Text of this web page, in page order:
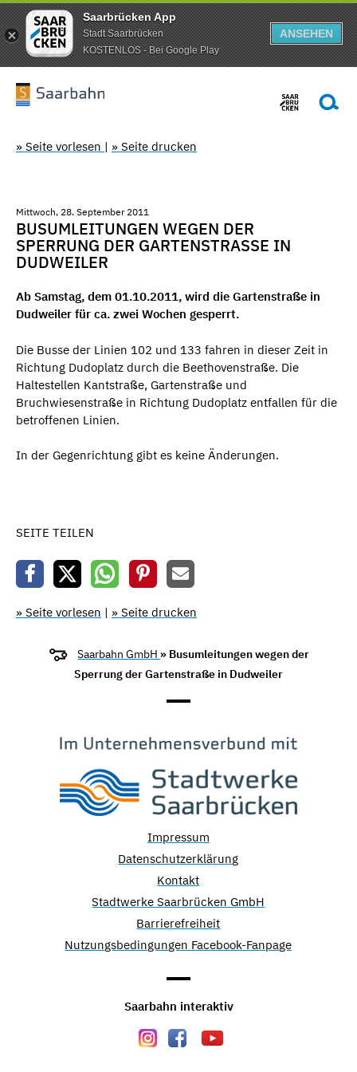
Saarbrücken App
Stadt Saarbrücken
KOSTENLOS - Bei Google Play
ANSEHEN
» Seite vorlesen | » Seite drucken
Mittwoch, 28. September 2011
BUSUMLEITUNGEN WEGEN DER
SPERRUNG DER GARTENSTRASSE IN D
UDWEILER
Ab Samstag, dem 01.10.2011, wird die Gartenstraße in
Dudweiler für ca. zwei Wochen gesperrt.
Die Busse der Linien 102 und 133 fahren in dieser Zeit in
Richtung Dudoplatz durch die Beethovenstraße. Die
Haltestellen Kantstraße, Gartenstraße und
Bruchwiesenstraße in Richtung Dudoplatz entfallen für die
betroffenen Linien.
In der Gegenrichtung gibt es keine Änderungen.
SEITE TEILEN
» Seite vorlesen | » Seite drucken
Saarbahn GmbH » Busumleitungen wegen der
Sperrung der Gartenstraße in Dudweiler
Impressum
Datenschutzerklärung
Kontakt
Stadtwerke Saarbrücken GmbH
Barrierefreiheit
Nutzungsbedingungen Facebook-Fanpage
Saarbahn interaktiv